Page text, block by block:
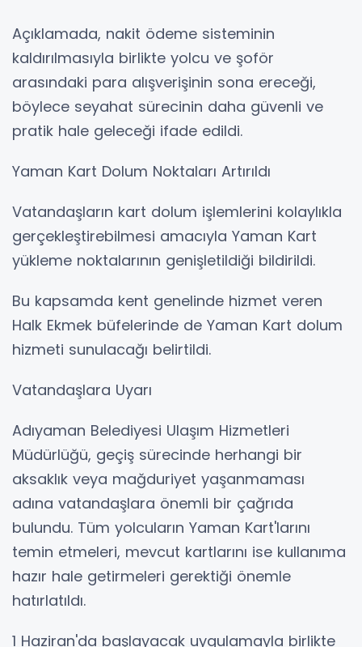
Açıklamada, nakit ödeme sisteminin
kaldırılmasıyla birlikte yolcu ve şoför
arasındaki para alışverişinin sona ereceği,
böylece seyahat sürecinin daha güvenli ve
pratik hale geleceği ifade edildi.
Yaman Kart Dolum Noktaları Artırıldı
Vatandaşların kart dolum işlemlerini kolaylıkla
gerçekleştirebilmesi amacıyla Yaman Kart
yükleme noktalarının genişletildiği bildirildi.
Bu kapsamda kent genelinde hizmet veren
Halk Ekmek büfelerinde de Yaman Kart dolum
hizmeti sunulacağı belirtildi.
Vatandaşlara Uyarı
Adıyaman Belediyesi Ulaşım Hizmetleri
Müdürlüğü, geçiş sürecinde herhangi bir
aksaklık veya mağduriyet yaşanmaması
adına vatandaşlara önemli bir çağrıda
bulundu. Tüm yolcuların Yaman Kart'larını
temin etmeleri, mevcut kartlarını ise kullanıma
hazır hale getirmeleri gerektiği önemle
hatırlatıldı.
1 Haziran'da başlayacak uygulamayla birlikte